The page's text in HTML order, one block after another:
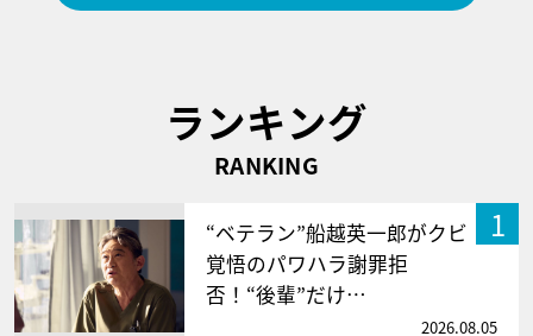
ランキング
RANKING
1
“ベテラン”船越英一郎がクビ
覚悟のパワハラ謝罪拒
否！“後輩”だけ…
2026.08.05